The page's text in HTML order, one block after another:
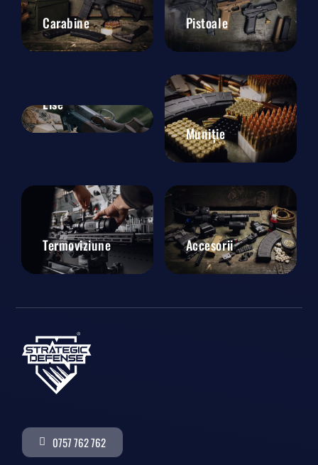
0757 762 762
Carabine Pistoale
Lise
Muniție
Termoviziune Accesorii